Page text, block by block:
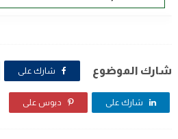
شارك الموضوع شارك على
شارك على دبوس على